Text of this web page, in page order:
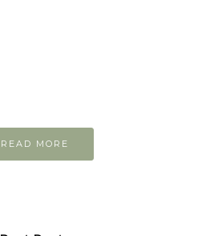
READ MORE